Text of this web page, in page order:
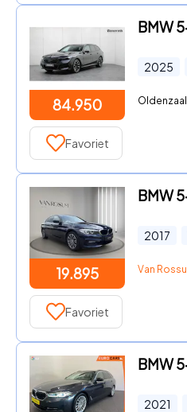
84.950
2025
Oldenzaal
Favoriet
19.895
2017
Van
Favoriet
2021